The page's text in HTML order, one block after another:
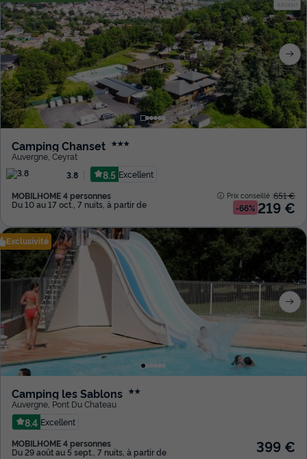
Camping Chanset ★★★
Auvergne, Ceyrat
3.8
8.5 Excellent
MOBILHOME 4 personnes
Du 10 au 17 oct., 7 nuits, à partir de
Prix conseillé :651 €
-66% 219 €
Exclusivité
Camping les Sablons ★★
Auvergne, Pont Du Chateau
8.4 Excellent
MOBILHOME 4 personnes
Du 29 août au 5 sept., 7 nuits, à partir de 399 €